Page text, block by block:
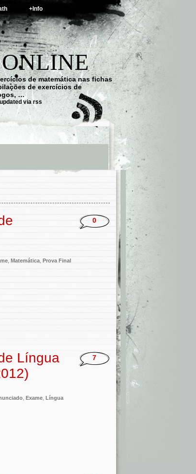
+Info
de matemática nas fichas
de exercícios de
…
via rss
Matemática Prova Final
0
Língua
Exame Língua
7